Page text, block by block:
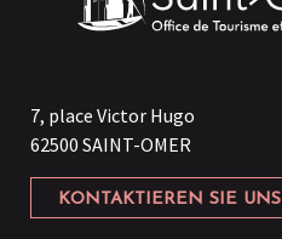
7, place Victor Hugo
62500 SAINT-OMER
KONTAKTIEREN SIE UNS